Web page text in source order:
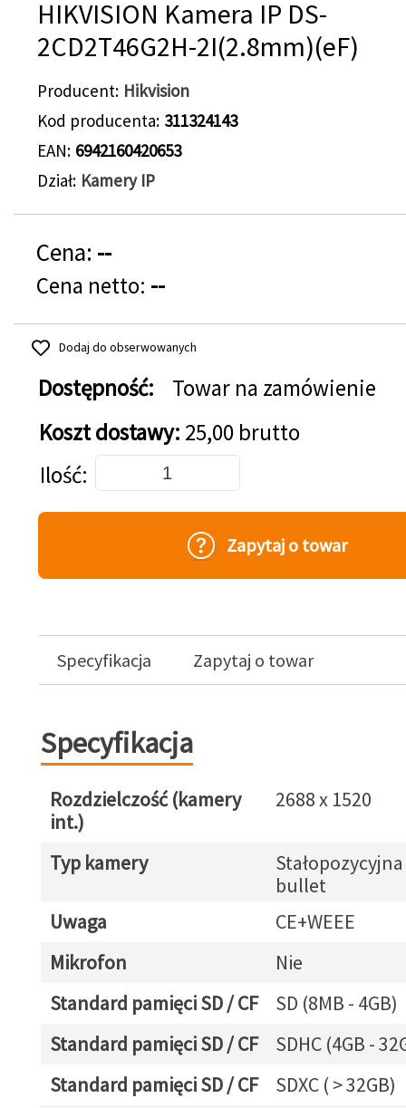
HIKVISION Kamera IP DS-
2CD2T46G2H-2I(2.8mm)(eF)
Producent Hikvision
Kod producenta 311324143
EAN 6942160420653
Dział Kamery IP
Cena: --
Cena netto: --
Dodaj do obserwowanych
Dostępność:
Towar na zamówienie
Koszt dostawy: 25,00 brutto
Dodaj do koszyka
Ilość
Zapytaj o towar
Specyfikacja Zapytaj o towar
Specyfikacja
Rozdzielczość (kamery
int.)
2688 x 1520
Typ kamery
bullet
Uwaga
CE+WEEE
Mikrofon
Nie
Standard pamięci SD / CF
SD (8MB - 4GB)
Standard pamięci SD / CF
SDHC (4GB -
Standard pamięci SD / CF
SDXC ( > 32GB)